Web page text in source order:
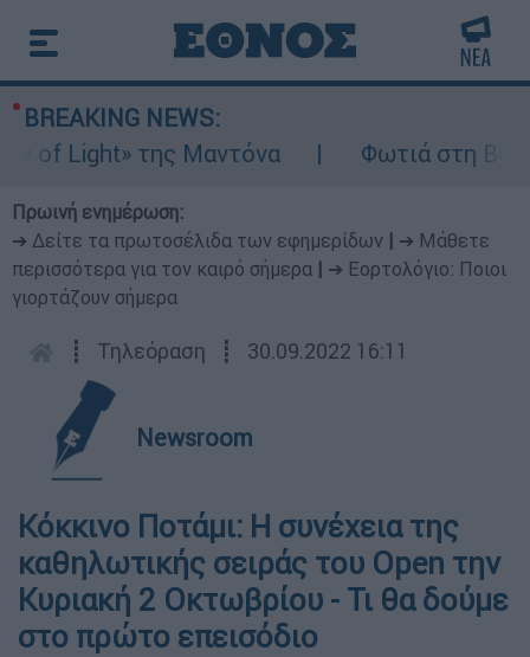
BREAKING NEWS:
Light» της Μαντόνα
Φωτιά στη
Πρωινή ενημέρωση:
➔ Δείτε τα πρωτοσέλιδα των εφημερίδων
➔ Μάθετε
περισσότερα για τον καιρό σήμερα
➔ Εορτολόγιο: Ποιοι
γιορτάζουν σήμερα
┋ Τηλεόραση ┋ 30.09.2022 16:11
Newsroom
Κόκκινο Ποτάμι: Η συνέχεια της
καθηλωτικής σειράς του Open την
Κυριακή 2 Οκτωβρίου - Τι θα δούμε
στο πρώτο επεισόδιο